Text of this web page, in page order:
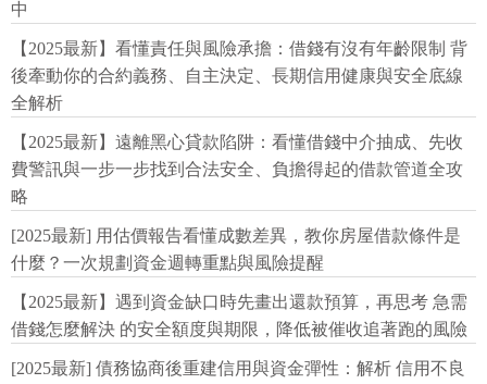
中
【2025最新】看懂責任與風險承擔：借錢有沒有年齡限制 背
後牽動你的合約義務、自主決定、長期信用健康與安全底線
全解析
【2025最新】遠離黑心貸款陷阱：看懂借錢中介抽成、先收
費警訊與一步一步找到合法安全、負擔得起的借款管道全攻
略
[2025最新] 用估價報告看懂成數差異，教你房屋借款條件是
什麼？一次規劃資金週轉重點與風險提醒
【2025最新】遇到資金缺口時先畫出還款預算，再思考 急需
借錢怎麼解決 的安全額度與期限，降低被催收追著跑的風險
[2025最新] 債務協商後重建信用與資金彈性：解析 信用不良